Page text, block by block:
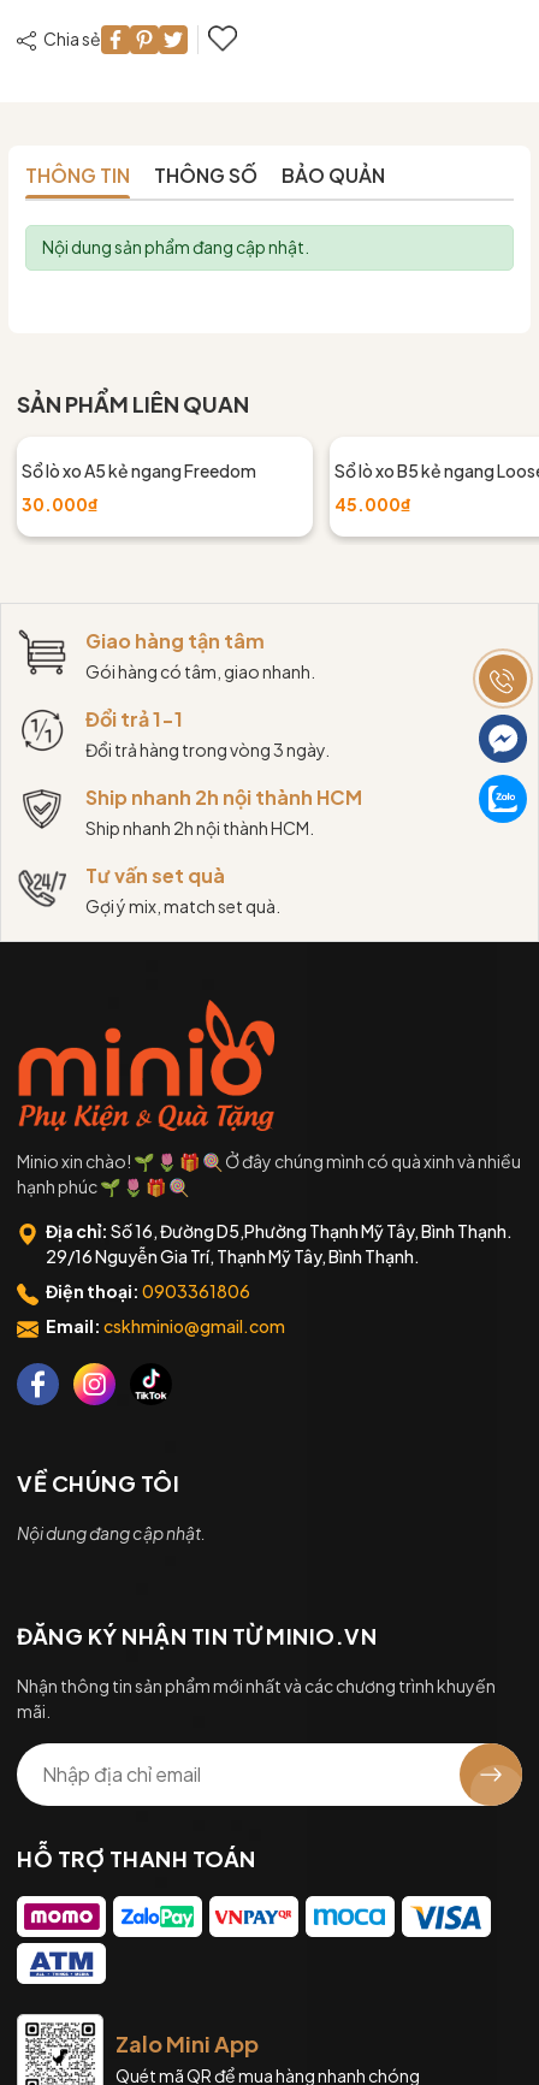
Chia sẻ
THÔNG TIN THÔNG SỐ BẢO QUẢN
Nội dung sản phẩm đang cập nhật.
SẢN PHẨM LIÊN QUAN
Sổ lò xo A5 kẻ ngang Freedom
30.000₫
Sổ lò xo B5 kẻ ngang
45.000₫
Giao hàng tận tâm
Gói hàng có tâm, giao nhanh.
Đổi trả 1-1
Đổi trả hàng trong vòng 3 ngày.
Ship nhanh 2h nội thành HCM
Ship nhanh 2h nội thành HCM.
Tư vấn set quà
Gợi ý mix, match set quà.
Minio xin chào! 🌱 🌷 🎁 🍭 Ở đây chúng mình có quà xinh và nhiều
hạnh phúc 🌱 🌷 🎁 🍭
Địa chỉ: Số 16, Đường D5,Phường Thạnh Mỹ Tây, Bình Thạnh.
29/16 Nguyễn Gia Trí, Thạnh Mỹ Tây, Bình Thạnh.
Điện thoại: 0903361806
Email: cskhminio@gmail.com
VỀ CHÚNG TÔI
Nội dung đang cập nhật.
ĐĂNG KÝ NHẬN TIN TỪ MINIO.VN
Nhận thông tin sản phẩm mới nhất và các chương trình khuyến
mãi.
HỖ TRỢ THANH TOÁN
Zalo Mini App
Quét mã QR để mua hàng nhanh chóng